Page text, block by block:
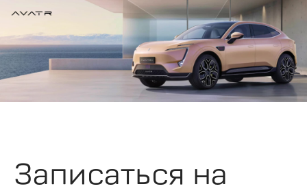
Записаться на